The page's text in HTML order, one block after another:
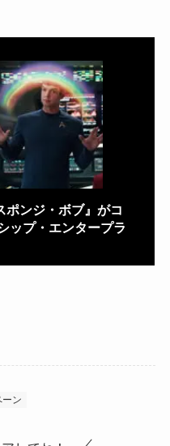
ポンジ・ボブ』がコ
ップ・エンタープラ
ーン